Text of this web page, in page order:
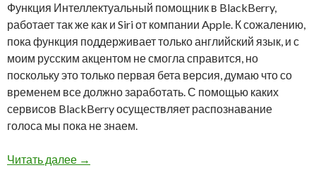
Функция Интеллектуальный помощник в BlackBerry,
работает так же как и Siri от компании Apple. К сожалению,
пока функция поддерживает только английский язык, и с
моим русским акцентом не смогла справится, но
поскольку это только первая бета версия, думаю что со
временем все должно заработать. С помощью каких
сервисов BlackBerry осуществляет распознавание
голоса мы пока не знаем.
Читать далее Обзор BlackBerry OS 10.3:
→